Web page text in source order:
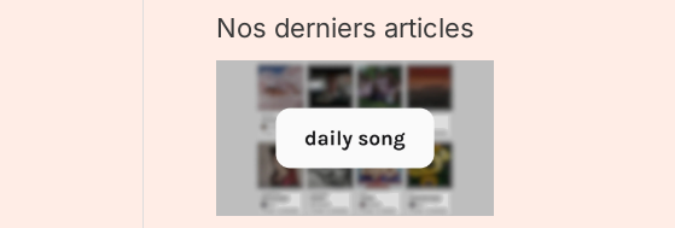
Nos derniers articles